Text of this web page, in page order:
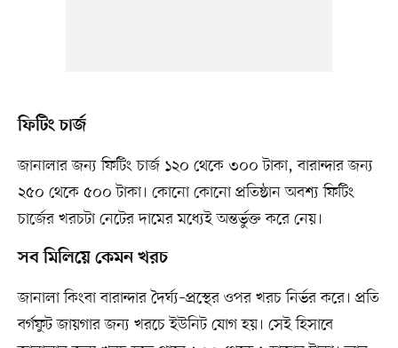
ফিটিং চার্জ
জানালার জন্য ফিটিং চার্জ ১২০ থেকে ৩০০ টাকা, বারান্দার জন্য
২৫০ থেকে ৫০০ টাকা। কোনো কোনো প্রতিষ্ঠান অবশ্য ফিটিং
চার্জের খরচটা নেটের দামের মধ্যেই অন্তর্ভুক্ত করে নেয়।
সব মিলিয়ে কেমন খরচ
জানালা কিংবা বারান্দার দৈর্ঘ্য–প্রস্থের ওপর খরচ নির্ভর করে। প্রতি
বর্গফুট জায়গার জন্য খরচে ইউনিট যোগ হয়। সেই হিসাবে